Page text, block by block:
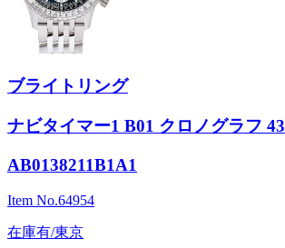
ブライトリング
ナビタイマー1 B01 クロノグラフ 43
AB0138211B1A1
Item No.64954
在庫有/東京